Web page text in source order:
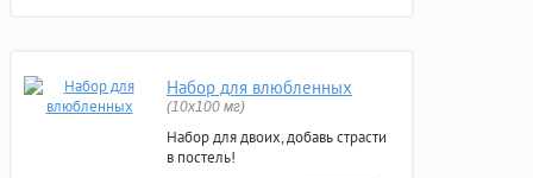
Набор для влюбленных
(10х100 мг)
Набор для двоих, добавь страсти
в постель!